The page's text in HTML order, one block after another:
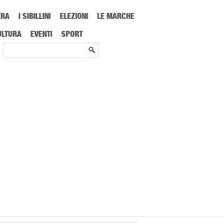
I SIBILLINI ELEZIONI
LE MARCHE
EVENTI SPORT